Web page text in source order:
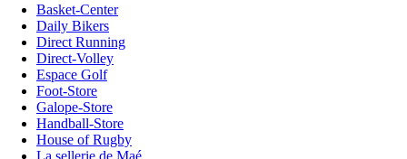
Basket-Center
Daily Bikers
Direct Running
Direct-Volley
Espace Golf
Foot-Store
Galope-Store
Handball-Store
House of Rugby
La sellerie de Maé